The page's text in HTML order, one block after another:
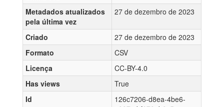
Metadados atualizados
pela última vez
27 de dezembro de 2023
Criado
27 de dezembro de 2023
Formato
CSV
Licença
CC-BY-4.0
Has views
True
Id
126c7206-d8ea-4be6-